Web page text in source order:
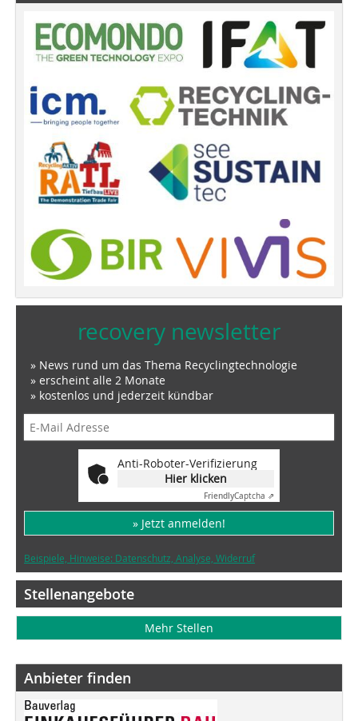
recovery newsletter
» News rund um das Thema Recyclingtechnologie
» erscheint alle 2 Monate
» kostenlos und jederzeit kündbar
Anti-Roboter-Verifizierung
Hier klicken
FriendlyCaptcha ⇗
» Jetzt anmelden!
Beispiele, Hinweise: Datenschutz, Analyse, Widerruf
Stellenangebote
Mehr Stellen
Anbieter finden